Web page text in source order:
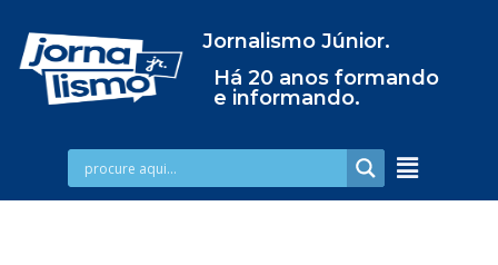
Jornalismo Júnior.
Há 20 anos formando
e informando.